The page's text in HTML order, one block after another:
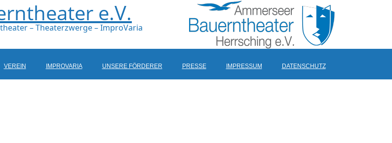
e.V.
– Theaterzwerge – ImproVaria
VEREIN IMPROVARIA UNSERE FÖRDERER PRESSE IMPRESSUM DATENSCHUTZ